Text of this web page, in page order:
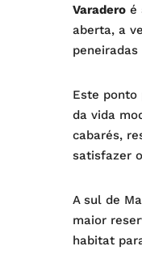
Varadero é
aberta, a
Este ponto
da vida
cabarés,
satisfazer
A sul de
maior
habitat